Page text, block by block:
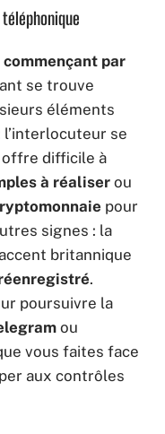
par
se trouve
éléments
se
offre difficile à
à réaliserou
pour
signes : la
britannique
.
poursuivre la
ou
vous faites face
aux contrôles